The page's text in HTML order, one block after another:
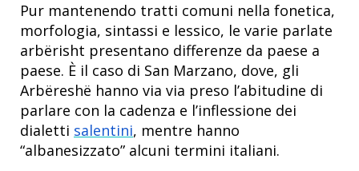
Pur mantenendo tratti comuni nella fonetica,
morfologia, sintassi e lessico, le varie parlate
arbërisht presentano differenze da paese a
paese. È il caso di San Marzano, dove, gli
Arbëreshë hanno via via preso l’abitudine di
parlare con la cadenza e l’inflessione dei
dialetti salentini, mentre hanno
“albanesizzato” alcuni termini italiani.